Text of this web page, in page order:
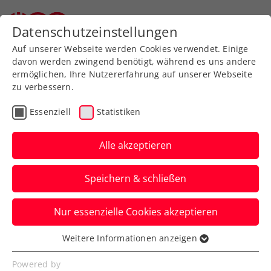
Zurück zur Newsübersicht
Turniere
Australian Open:
Kämpferherz unbelohnt –
Thiem verliert irren 5-
Stunden-Krimi
Das ÖTV-Ass dreht ein verloren
geglaubtes Auftaktspiel und scheidet trotz
tollem Kampf doch aus.
Datenschutzeinstellungen
Auf unserer Webseite werden Cookies verwendet. Einige
davon werden zwingend benötigt, während es uns andere
ermöglichen, Ihre Nutzererfahrung auf unserer Webseite
zu verbessern.
Essenziell Statistiken
Alle akzeptieren
Speichern & schließen
Nur essenzielle Cookies akzeptieren
Essenziell
Essenzielle Cookies werden für grundlegende
Weitere Informationen anzeigen
Powered by